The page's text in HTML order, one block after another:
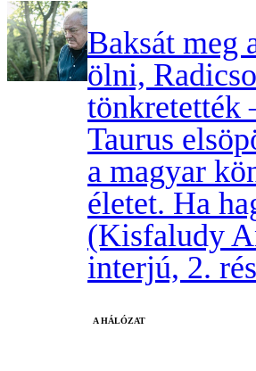
Baksát meg
ölni,
tönkretették
Taurus
a magyar
életet. Ha
(Kisfaludy
interjú, 2.
A HÁLÓZAT